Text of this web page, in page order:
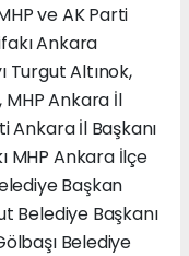
ve AK Parti
Ankara
Turgut Altınok,
MHP Ankara İl
Ankara İl Başkanı
MHP Ankara İlçe
Başkan
Belediye Başkanı
Belediye